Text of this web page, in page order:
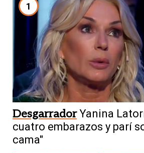
1
Desgarrador Yanina
cuatro embarazos y parí
cama"